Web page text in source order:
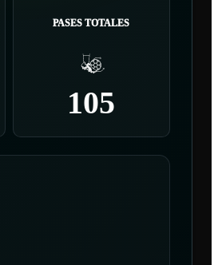
PASES TOTALES
105